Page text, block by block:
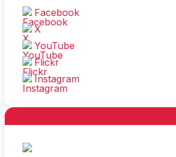
Facebook
X
YouTube
Flickr
Instagram